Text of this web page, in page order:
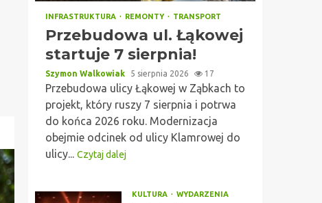
INFRASTRUKTURA REMONTY TRANSPORT
Przebudowa ul. Łąkowej
startuje 7 sierpnia!
Szymon Walkowiak 5 sierpnia 2026 17
Przebudowa ulicy Łąkowej w Ząbkach to
projekt, który ruszy 7 sierpnia i potrwa
do końca 2026 roku. Modernizacja
obejmie odcinek od ulicy Klamrowej do
ulicy... Czytaj dalej
KULTURA WYDARZENIA